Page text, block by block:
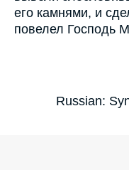
его камнями, и
повелел Господь
Russian: